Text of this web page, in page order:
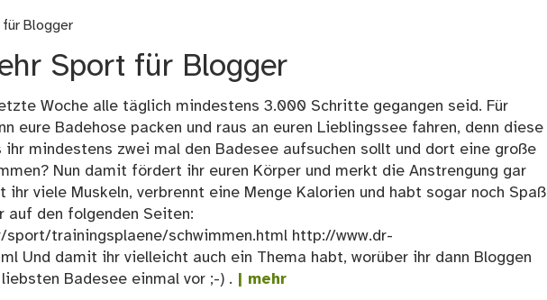
für Blogger
Sport für Blogger
Woche alle täglich mindestens 3.000 Schritte gegangen seid. Für
eure Badehose packen und raus an euren Lieblingssee fahren, denn diese
mindestens zwei mal den Badesee aufsuchen sollt und dort eine große
Nun damit fördert ihr euren Körper und merkt die Anstrengung gar
viele Muskeln, verbrennt eine Menge Kalorien und habt sogar noch Spaß
auf den folgenden Seiten:
trainingsplaene/schwimmen.html http://www.dr-
Und damit ihr vielleicht auch ein Thema habt, worüber ihr dann Bloggen
Badesee einmal vor ;-) . | mehr